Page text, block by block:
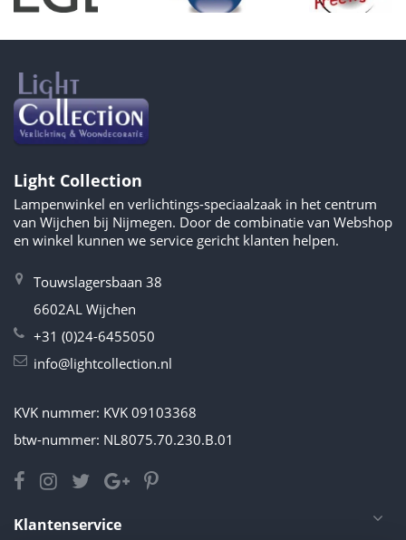
Light Collection
Lampenwinkel en verlichtings-speciaalzaak in het centrum
van Wijchen bij Nijmegen. Door de combinatie van Webshop
en winkel kunnen we service gericht klanten helpen.
Touwslagersbaan 38
6602AL Wijchen
+31 (0)24-6455050
info@lightcollection.nl
KVK nummer: KVK 09103368
btw-nummer: NL8075.70.230.B.01
Klantenservice